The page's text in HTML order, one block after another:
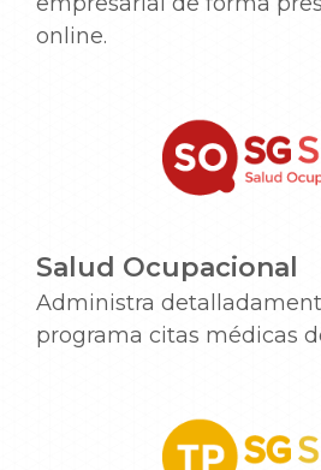
online.
Salud Ocupacional
Administra
programa citas médicas